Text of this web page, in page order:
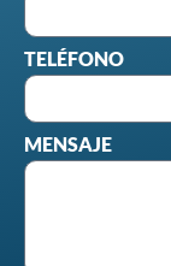
TELÉFONO
MENSAJE